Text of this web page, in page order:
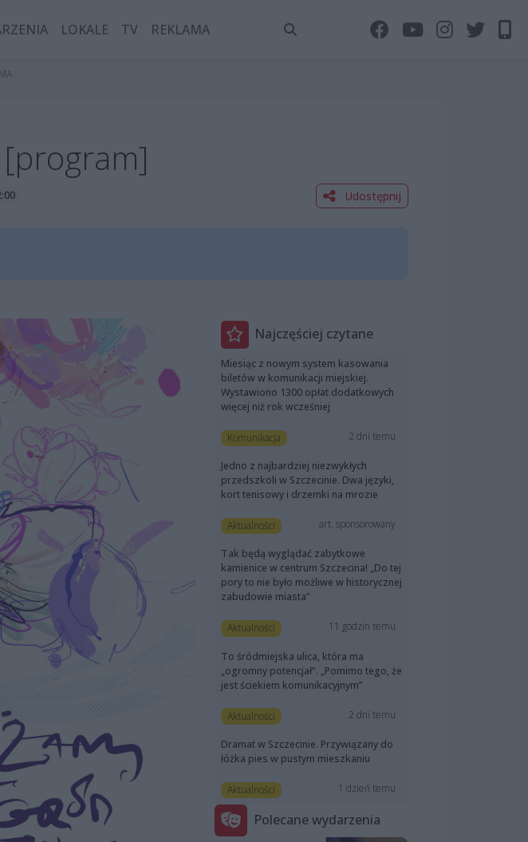
LOKALE TV REKLAMA
Udostępnij
Najczęściej czytane
Miesiąc z nowym system kasowania
biletów w komunikacji miejskiej.
Wystawiono 1300 opłat dodatkowych
więcej niż rok wcześniej
Komunikacja 2 dni temu
Jedno z najbardziej niezwykłych
przedszkoli w Szczecinie. Dwa języki,
kort tenisowy i drzemki na mrozie
Aktualności art. sponsorowany
Tak będą wyglądać zabytkowe
kamienice w centrum Szczecina! „Do tej
pory to nie było możliwe w historycznej
zabudowie miasta”
Aktualności 11 godzin temu
To śródmiejska ulica, która ma
„ogromny potencjał”. „Pomimo tego, że
jest ściekiem komunikacyjnym”
Aktualności 2 dni temu
Dramat w Szczecinie. Przywiązany do
łóżka pies w pustym mieszkaniu
Aktualności 1 dzień temu
Polecane wydarzenia